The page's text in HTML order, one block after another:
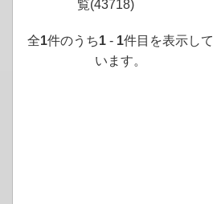
覧(43718)
全1件のうち1 - 1件目を表示して
います。